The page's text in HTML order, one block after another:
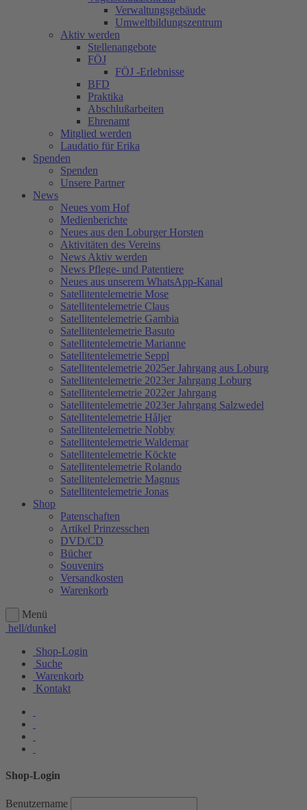
Verwaltungsgebäude
Umweltbildungszentrum
Aktiv werden
Stellenangebote
FÖJ
FÖJ -Erlebnisse
BFD
Praktika
Abschlußarbeiten
Ehrenamt
Mitglied werden
Laudatio für Erika
Spenden
Spenden
Unsere Partner
News
Neues vom Hof
Medienberichte
Neues aus den Loburger Horsten
Aktivitäten des Vereins
News Aktiv werden
News Pflege- und Patentiere
Neues aus unserem WhatsApp-Kanal
Satellitentelemetrie Mose
Satellitentelemetrie Claus
Satellitentelemetrie Gambia
Satellitentelemetrie Basuto
Satellitentelemetrie Marianne
Satellitentelemetrie Seppl
Satellitentelemetrie 2025er Jahrgang aus Loburg
Satellitentelemetrie 2023er Jahrgang Loburg
Satellitentelemetrie 2022er Jahrgang
Satellitentelemetrie 2023er Jahrgang Salzwedel
Satellitentelemetrie Håljer
Satellitentelemetrie Nobby
Satellitentelemetrie Waldemar
Satellitentelemetrie Köckte
Satellitentelemetrie Rolando
Satellitentelemetrie Magnus
Satellitentelemetrie Jonas
Shop
Patenschaften
Artikel Prinzesschen
DVD/CD
Bücher
Souvenirs
Versandkosten
Warenkorb
Menü
hell/dunkel
Shop-Login
Suche
Warenkorb
Kontakt
Shop-Login
Benutzername